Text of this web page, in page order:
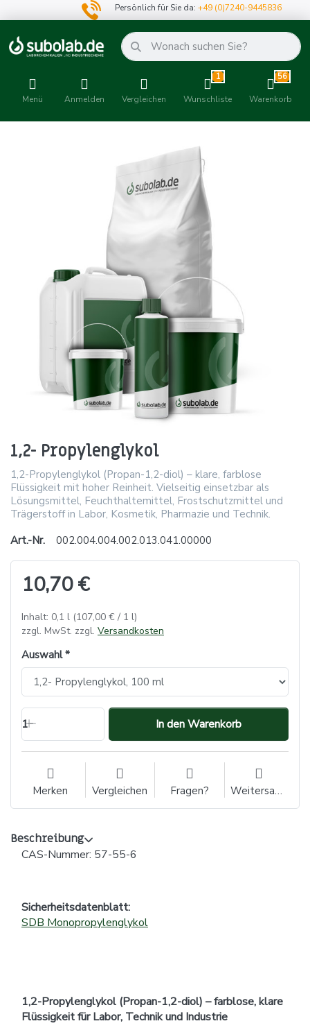
Persönlich für Sie da:+49 (0)7240-9445836
Menü Anmelden Vergleichen
1
Wunschliste
56
Warenkorb
1,2- Propylenglykol
1,2-Propylenglykol (Propan-1,2-diol) – klare, farblose
Flüssigkeit mit hoher Reinheit. Vielseitig einsetzbar als
Lösungsmittel, Feuchthaltemittel, Frostschutzmittel und
Trägerstoff in Labor, Kosmetik, Pharmazie und Technik.
Art.-Nr.
002.004.004.002.013.041.00000
10,70 €
Inhalt: 0,1 l (107,00 € / 1 l)
zzgl. MwSt. zzgl. Versandkosten
Auswahl
1 In den Warenkorb
Merken Vergleichen Fragen? Weitersagen
Beschreibung
CAS-Nummer: 57-55-6
Sicherheitsdatenblatt:
SDB Monopropylenglykol
1,2-Propylenglykol (Propan-1,2-diol) – farblose, klare
Flüssigkeit für Labor, Technik und Industrie